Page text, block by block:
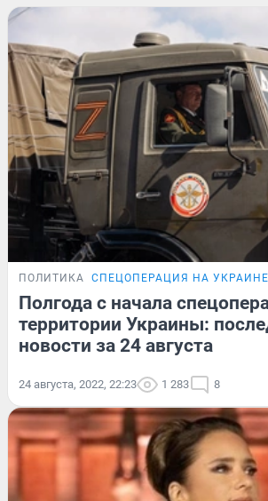
ПОЛИТИКА СПЕЦОПЕРАЦИЯ НА УКРАИНЕ
Полгода с начала
территории Украины:
новости за 24 августа
24 августа, 2022, 22:23 1 283 8